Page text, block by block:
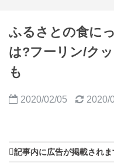
ふるさとの食に
は?フーリン/ク
も
2020/02/05 2020/
記事内に広告が掲載されま